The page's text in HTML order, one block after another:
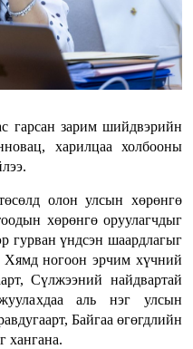
гарсан зарим шийдвэрийн
харилцаа холбооны
олон улсын хөрөнгө
хөрөнгө оруулагчдыг
гурван үндсэн шаардлагыг
Хямд ногоон эрчим хүчний
Сүлжээний найдвартай
аль нэг улсын
Байгаа өгөгдлийн
хангана.